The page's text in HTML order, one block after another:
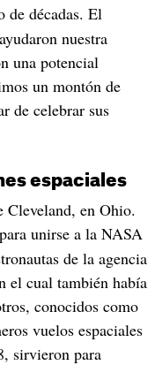
décadas. El
nuestra
una potencial
un montón de
de celebrar sus
espaciales
Cleveland, en Ohio.
para unirse a la NASA
de la agencia
el cual también había
conocidos como
vuelos espaciales
sirvieron para